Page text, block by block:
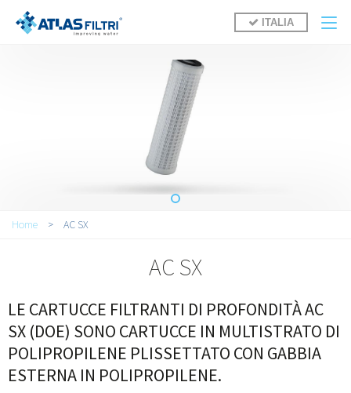
Salta al contenuto principale
ITALIA
Tu sei qui
Home > AC SX
AC SX
LE CARTUCCE FILTRANTI DI PROFONDITÀ AC
SX (DOE) SONO CARTUCCE IN MULTISTRATO DI
POLIPROPILENE PLISSETTATO CON GABBIA
ESTERNA IN POLIPROPILENE.